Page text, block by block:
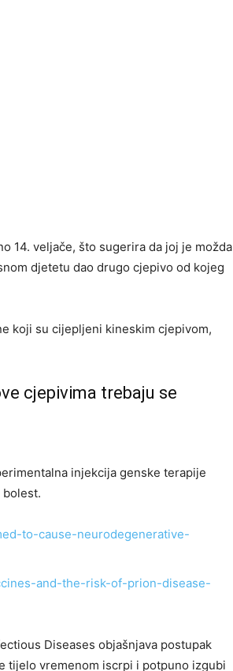
14. veljače, što sugerira da joj je možda
djetetu dao drugo cjepivo od kojeg
koji su cijepljeni kineskim cjepivom,
cjepivima trebaju se
injekcija genske terapije
to-cause-neurodegenerative-
and-the-risk-of-prion-disease-
Diseases objašnjava postupak
tijelo vremenom iscrpi i potpuno izgubi